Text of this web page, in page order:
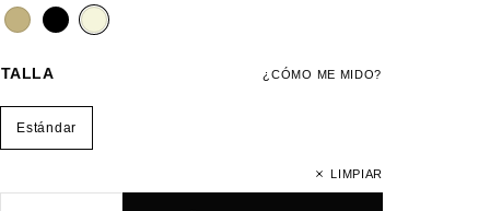
¿CÓMO ME MIDO?
TALLA
Estándar
LIMPIAR